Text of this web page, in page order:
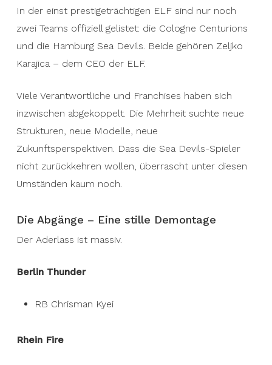
In der einst prestigeträchtigen ELF sind nur noch
zwei Teams offiziell gelistet: die Cologne Centurions
und die Hamburg Sea Devils. Beide gehören Zeljko
Karajica – dem CEO der ELF.
Viele Verantwortliche und Franchises haben sich
inzwischen abgekoppelt. Die Mehrheit suchte neue
Strukturen, neue Modelle, neue
Zukunftsperspektiven. Dass die Sea Devils-Spieler
nicht zurückkehren wollen, überrascht unter diesen
Umständen kaum noch.
Die Abgänge – Eine stille Demontage
Der Aderlass ist massiv.
Berlin Thunder
RB Chrisman Kyei
Rhein Fire